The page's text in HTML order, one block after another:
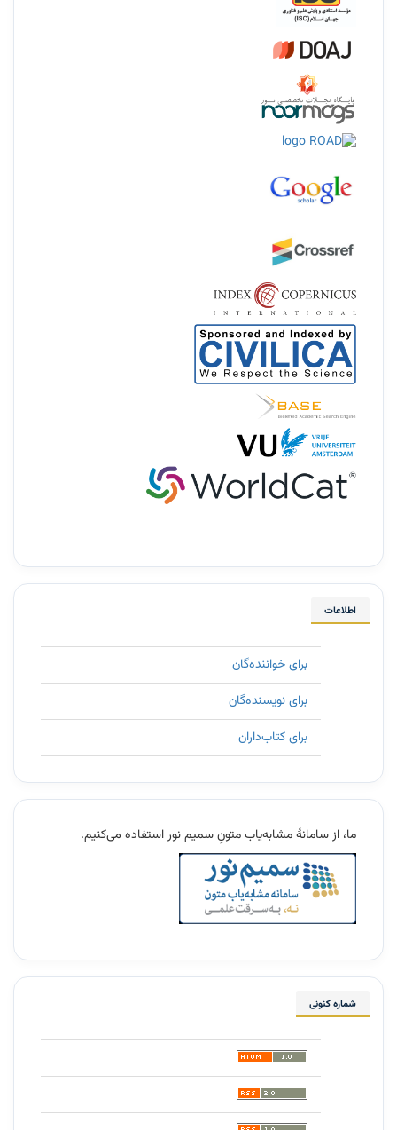
اطلاعات
برای خواننده‌گان
برای نویسنده‌گان
برای کتاب‌داران
11
ما، از سامانۀ مشابه‌یاب متونِ سمیم نور استفاده می‌کنیم.
شماره کنونی